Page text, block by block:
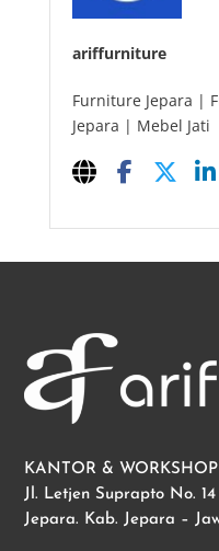
ariffurniture
Furniture Jepara |
Jepara | Mebel Jati
KANTOR & WORKSHOP
Jl. Letjen Suprapto No.
Jepara. Kab. Jepara –